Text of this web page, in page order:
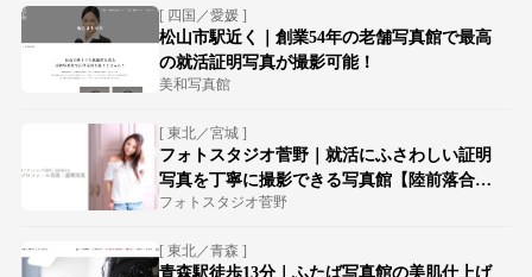
[ 四国／愛媛 ]
松山市駅近く｜創業54年の老舗写真館で最高
の就活証明写真が撮影可能！
美和写真館
[ 東北／宮城 ]
フォトスタジオ菅野｜就活にふさわしい証明
写真を丁寧に撮影できる写真館【陸前落合駅
徒歩15分】
フォトスタジオ菅野
[ 東北／青森 ]
青森駅徒歩13分｜ふたば写真館の美肌仕上げ